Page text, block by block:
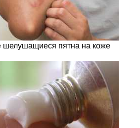
шелушащиеся пятна на коже